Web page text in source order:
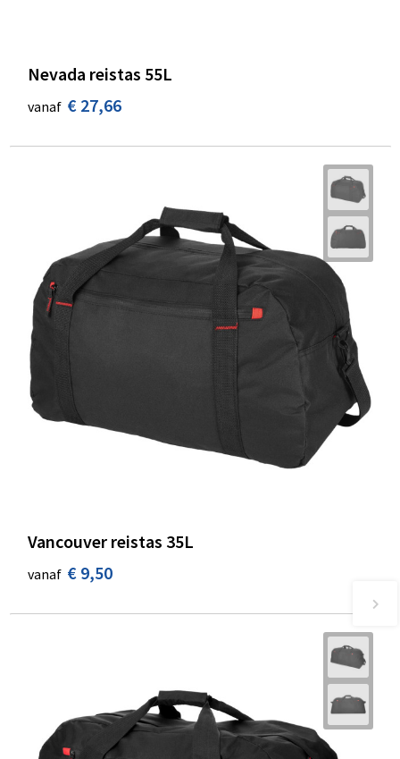
Nevada reistas 55L
vanaf € 27,66
Vancouver reistas 35L
vanaf € 9,50